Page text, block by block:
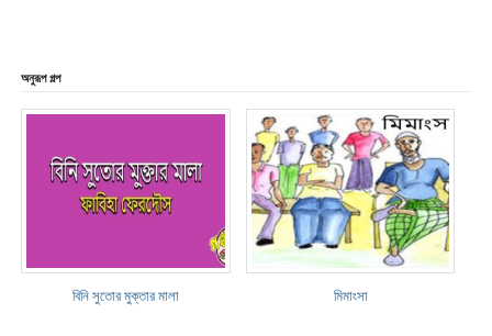
অনুরূপ গল্প
বিনি সুতোর মুক্তার মালা মিমাংসা